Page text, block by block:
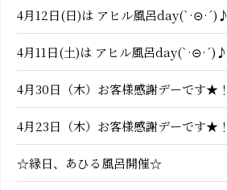
4月12日(日)は アヒル風呂day(`·⊝·´)♪
4月11日(土)は アヒル風呂day(`·⊝·´)♪
4月30日（木）お客様感謝デーです★！
4月23日（木）お客様感謝デーです★！
☆縁日、あひる風呂開催☆